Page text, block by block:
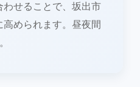
せることで、坂出市
められます。昼夜間